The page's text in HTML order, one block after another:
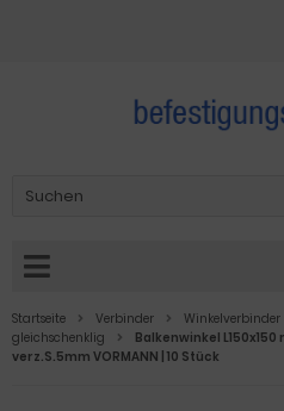
Startseite Verbinder Winkelverbinder
gleichschenklig
Balkenwinkel
verz.S.5mm VORMANN | 10 Stück